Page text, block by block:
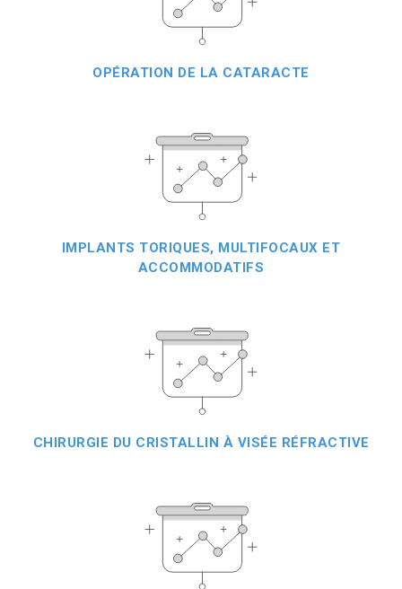
OPÉRATION DE LA CATARACTE
IMPLANTS TORIQUES, MULTIFOCAUX ET
ACCOMMODATIFS
CHIRURGIE DU CRISTALLIN À VISÉE RÉFRACTIVE